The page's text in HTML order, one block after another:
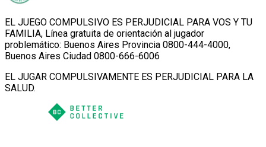
EL JUEGO COMPULSIVO ES PERJUDICIAL PARA VOS Y TU
FAMILIA, Línea gratuita de orientación al jugador
problemático: Buenos Aires Provincia 0800-444-4000,
Buenos Aires Ciudad 0800-666-6006
EL JUGAR COMPULSIVAMENTE ES PERJUDICIAL PARA LA
SALUD.